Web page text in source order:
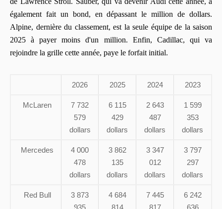
également fait un bond, en dépassant le million de dollars.
Alpine, dernière du classement, est la seule équipe de la saison
2025 à payer moins d'un million. Enfin, Cadillac, qui va
rejoindre la grille cette année, paye le forfait initial.
2026 2025 2024 2023
McLaren
7 732
579
dollars
6 115
429
dollars
2 643
487
dollars
1 599
353
dollars
Mercedes
4 000
478
dollars
3 862
135
dollars
3 347
012
dollars
3 797
297
dollars
Red Bull
3 873
935
4 684
814
7 445
817
6 242
636